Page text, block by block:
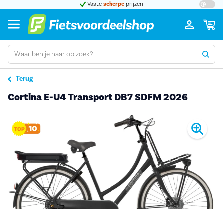
Vaste scherpe prijzen
Terug
Cortina E-U4 Transport DB7 SDFM 2026